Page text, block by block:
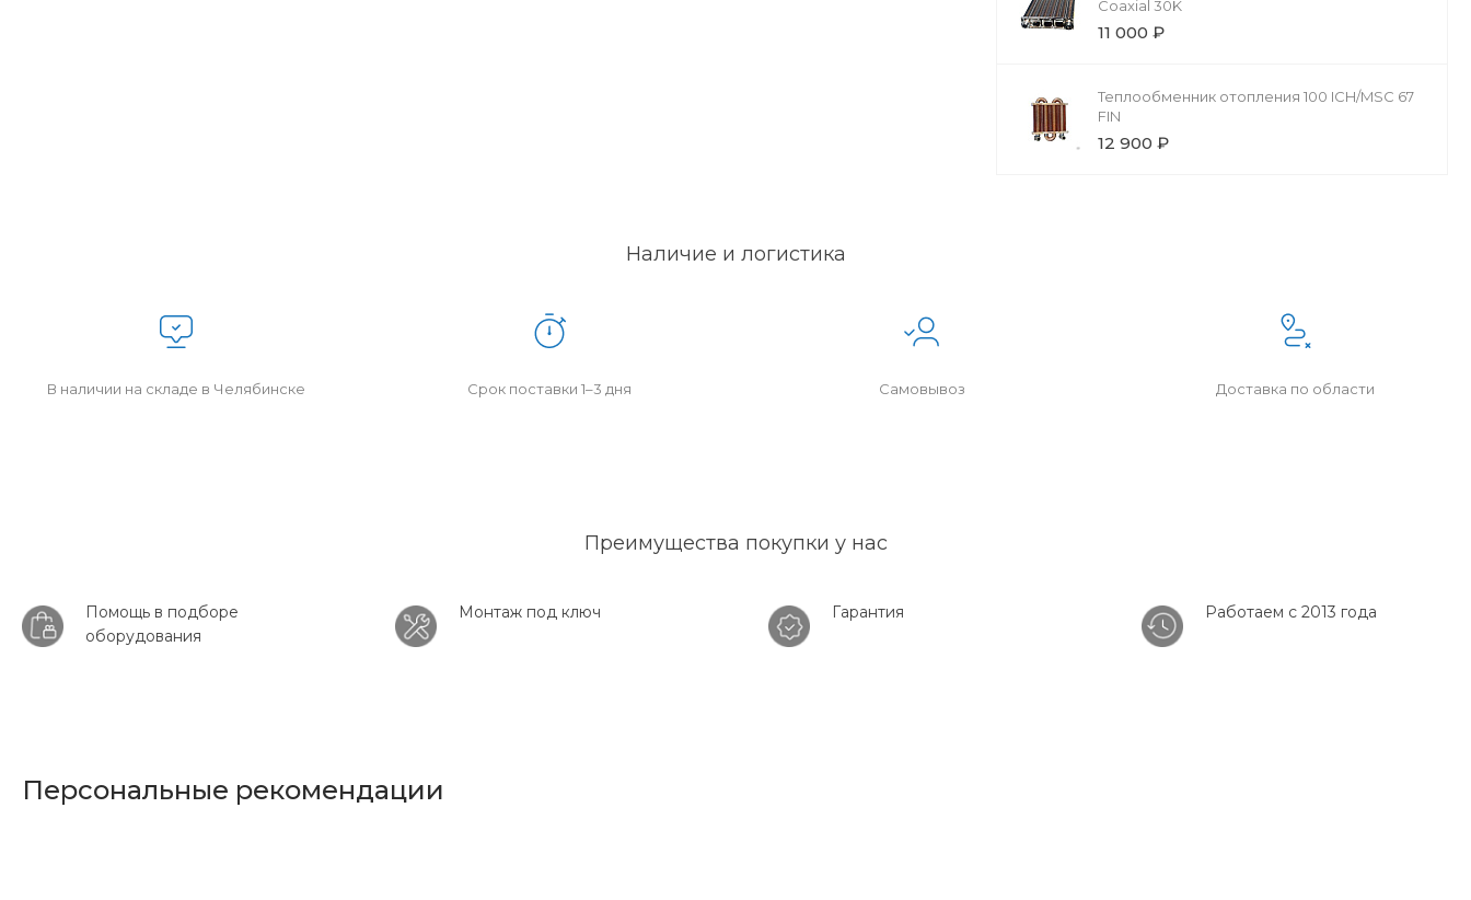
Coaxial 30K
11 000 ₽
Теплообменник отопления 100 ICH/MSC 67
FIN
12 900 ₽
Наличие и логистика
В наличии на складе в Челябинске Срок поставки 1–3 дня Самовывоз Доставка по области
Преимущества покупки у нас
Помощь в подборе
оборудования
Монтаж под ключ Гарантия Работаем с 2013 года
Персональные рекомендации